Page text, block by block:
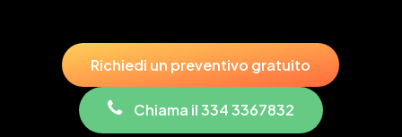
Richiedi un preventivo gratuito
Chiama il 334 3367832